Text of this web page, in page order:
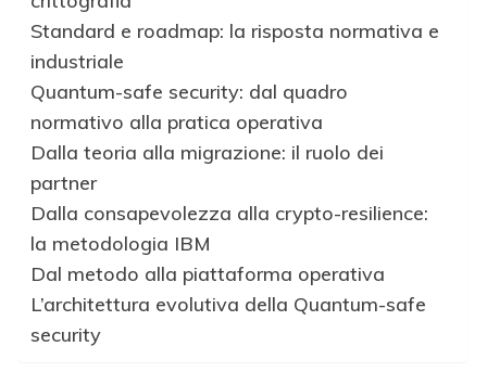
Standard e roadmap: la risposta normativa e
industriale
Quantum-safe security: dal quadro
normativo alla pratica operativa
Dalla teoria alla migrazione: il ruolo dei
partner
Dalla consapevolezza alla crypto-resilience:
la metodologia IBM
Dal metodo alla piattaforma operativa
L’architettura evolutiva della Quantum-safe
security